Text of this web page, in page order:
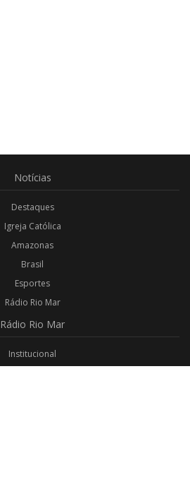
Notícias
Destaques
Igreja Católica
Amazonas
Brasil
Esportes
Rádio Rio Mar
Rádio Rio Mar
Institucional